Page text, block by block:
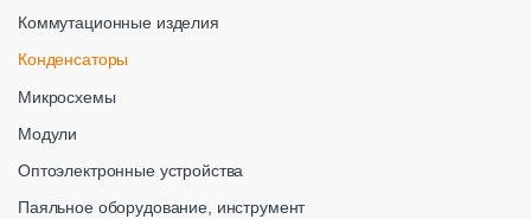
Коммутационные изделия
Конденсаторы
Микросхемы
Модули
Оптоэлектронные устройства
Паяльное оборудование, инструмент